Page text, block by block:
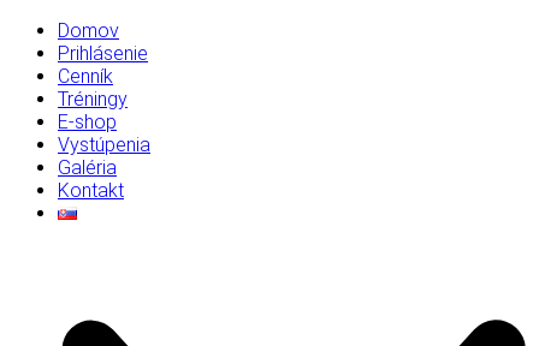
Domov
Prihlásenie
Cenník
Tréningy
E-shop
Vystúpenia
Galéria
Kontakt